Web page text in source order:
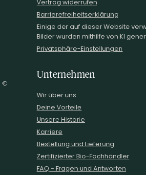
€
Vertrag widerrufen
Barrierefreiheitserklärung
Einige der auf dieser Website
Bilder wurden mithilfe von KI
Privatsphäre-Einstellungen
Unternehmen
Wir über uns
Deine Vorteile
Unsere Historie
Karriere
Bestellung und Lieferung
Zertifizierter Bio-Fachhändler
FAQ - Fragen und Antworten